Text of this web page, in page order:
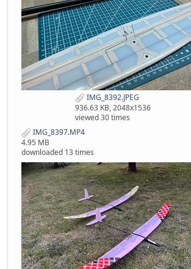
IMG_8392.JPEG
936.63 KB, 2048x1536
viewed 30 times
IMG_8397.MP4
4.95 MB
downloaded 13 times